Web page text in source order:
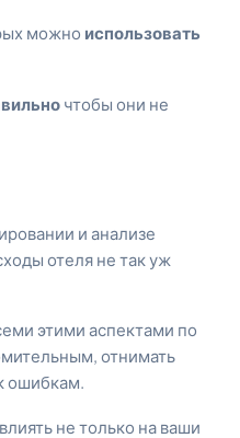
можно использовать
чтобы они не
и анализе
отеля не так уж
этими аспектами по
отнимать
ошибкам.
не только на ваши